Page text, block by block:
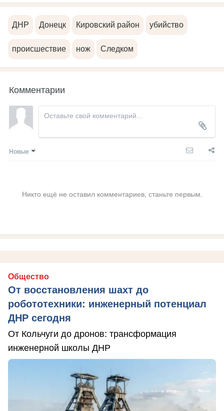
ДНР Донецк Кировский район убийство
происшествие нож Следком
Комментарии
Новые
Никто ещё не оставил комментариев, станьте первым.
Общество
От восстановления шахт до
робототехники: инженерный потенциал
ДНР сегодня
От Кольчуги до дронов: трансформация
инженерной школы ДНР